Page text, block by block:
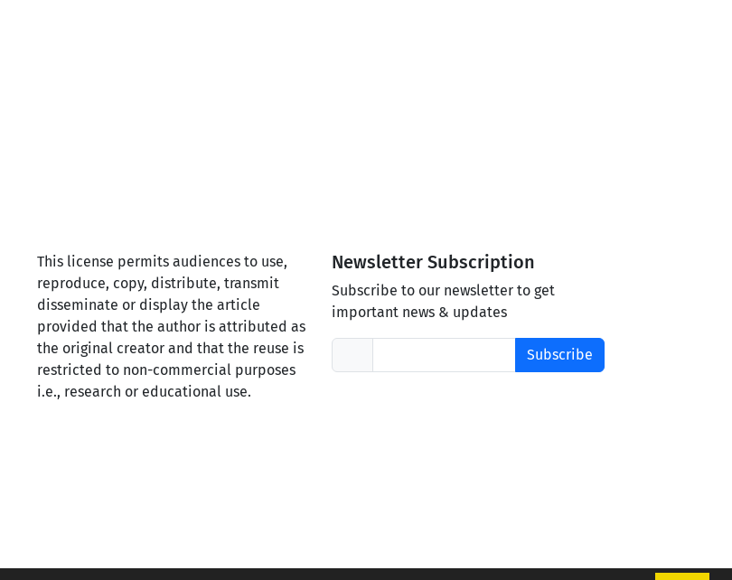
This license permits audiences to use,
reproduce, copy, distribute, transmit
disseminate or display the article
provided that the author is attributed as
the original creator and that the reuse is
restricted to non-commercial purposes
i.e., research or educational use.
Newsletter Subscription
Subscribe to our newsletter to get
important news & updates
Subscribe